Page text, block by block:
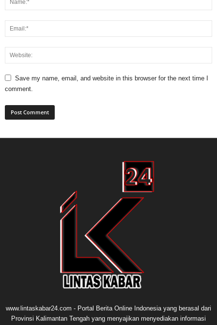
Save my name, email, and website in this browser for the next time I
comment.
www.lintaskabar24.com - Portal Berita Online Indonesia yang berasal dari
Provinsi Kalimantan Tengah yang menyajikan menyediakan informasi